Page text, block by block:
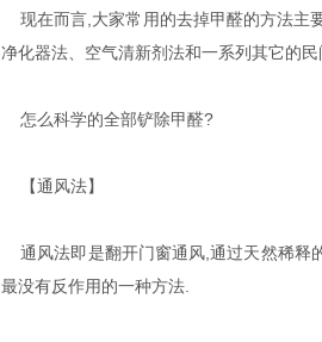
现在而言,大家常用的去掉甲醛的方法主
净化器法、空气清新剂法和一系列其它的
怎么科学的全部铲除甲醛?
【通风法】
通风法即是翻开门窗通风,通过天然稀释
最没有反作用的一种方法.